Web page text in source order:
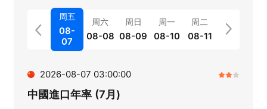
周五
08-
07
周六
08-08
周日
08-09
周一
08-10
周二
08-11
2026-08-07 03:00:00
中國進口年率 (7月)